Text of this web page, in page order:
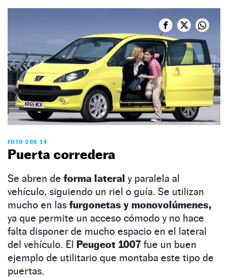
FOTO 2 DE 14
Puerta corredera
Se abren de forma lateral y paralela al
vehículo, siguiendo un riel o guía. Se utilizan
mucho en las furgonetas y monovolúmenes,
ya que permite un acceso cómodo y no hace
falta disponer de mucho espacio en el lateral
del vehículo. El Peugeot 1007 fue un buen
ejemplo de utilitario que montaba este tipo de
puertas.